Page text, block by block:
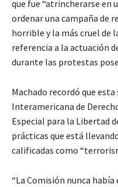
que fue “atrincherarse
ordenar una campaña de
horrible y la más cruel de
referencia a la actuación
durante las protestas
Machado recordó que
Interamericana de
Especial para la Libertad
prácticas que está
calificadas como
“La Comisión nunca